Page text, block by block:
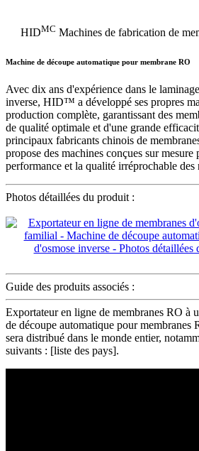
HIDMC Machines de fabrication de
Machine de découpe automatique pour membrane RO
Avec dix ans d'expérience dans le
inverse, HID™ a développé ses propres
production complète, garantissant des
de qualité optimale et d'une grande
principaux fabricants chinois de
propose des machines conçues sur mesure
performance et la qualité irréprochable des
Photos détaillées du produit :
Guide des produits associés :
Exportateur en ligne de membranes RO à
de découpe automatique pour
sera distribué dans le monde entier,
suivants : [liste des pays].